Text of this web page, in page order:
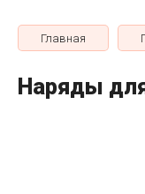
Главная
Наряды